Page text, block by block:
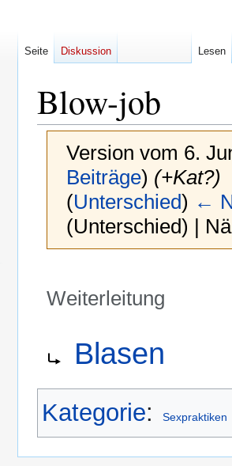
Blow-job
Version vom 6.
Beiträge) (+Kat?)
(Unterschied) ←
(Unterschied) |
Weiterleitung
Navigation
springen
springenBlasen
Kategorie: Sexpraktiken
Seite Diskussion Lesen